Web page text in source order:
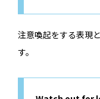
注意喚起をする表現
す。